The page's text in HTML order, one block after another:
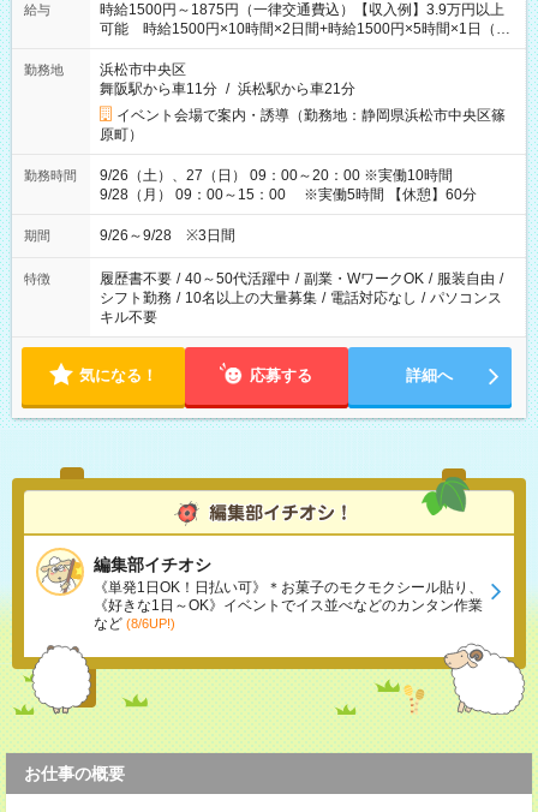
給与
時給1500円～1875円（一律交通費込）【収入例】3.9万円以上
可能 時給1500円×10時間×2日間+時給1500円×5時間×1日（実
働8時間を越えた時給：1875円）
勤務地
浜松市中央区
舞阪駅から車11分 / 浜松駅から車21分
イベント会場で案内・誘導（勤務地：静岡県浜松市中央区篠
原町）
勤務時間
9/26（土）、27（日） 09：00～20：00 ※実働10時間
9/28（月） 09：00～15：00 ※実働5時間 【休憩】60分
期間 9/26～9/28 ※3日間
特徴 履歴書不要 / 40～50代活躍中 / 副業・WワークOK / 服装自由 /
シフト勤務 / 10名以上の大量募集 / 電話対応なし / パソコンス
キル不要
気になる！ 応募する 詳細へ
編集部イチオシ
《単発1日OK！日払い可》＊お菓子のモクモクシール貼り、
《好きな1日～OK》イベントでイス並べなどのカンタン作業
など (8/6UP!)
お仕事の概要